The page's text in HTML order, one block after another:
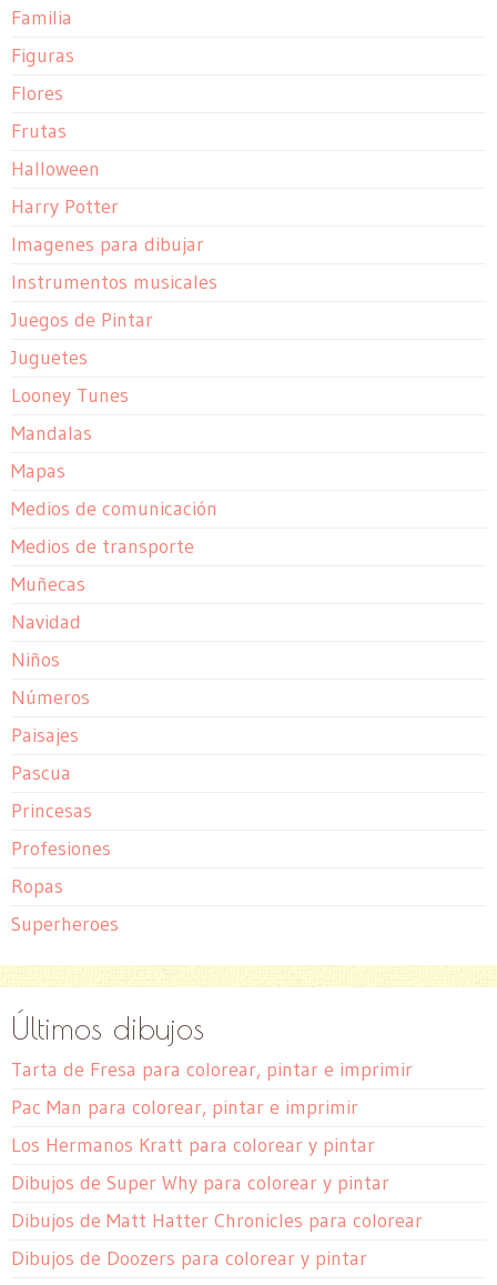
Familia
Figuras
Flores
Frutas
Halloween
Harry Potter
Imagenes para dibujar
Instrumentos musicales
Juegos de Pintar
Juguetes
Looney Tunes
Mandalas
Mapas
Medios de comunicación
Medios de transporte
Muñecas
Navidad
Niños
Números
Paisajes
Pascua
Princesas
Profesiones
Ropas
Superheroes
Últimos dibujos
Tarta de Fresa para colorear, pintar e imprimir
Pac Man para colorear, pintar e imprimir
Los Hermanos Kratt para colorear y pintar
Dibujos de Super Why para colorear y pintar
Dibujos de Matt Hatter Chronicles para colorear
Dibujos de Doozers para colorear y pintar